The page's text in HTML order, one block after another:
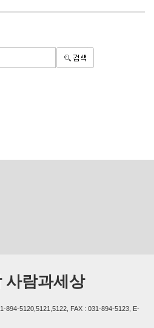
사람과세상
894-5120,5121,5122, FAX : 031-894-5123, E-